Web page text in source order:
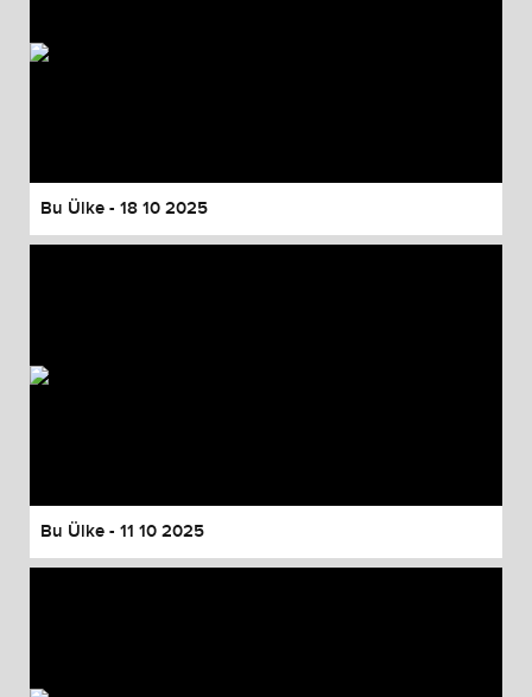
Bu Ülke - 18 10 2025
Bu Ülke - 11 10 2025